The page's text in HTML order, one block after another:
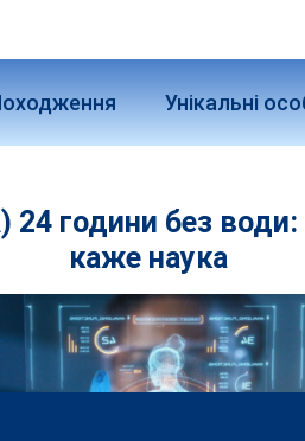
Унікальні
24 години без
каже наука